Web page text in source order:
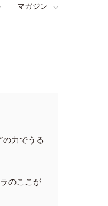
マガジン
の力でうる
のここが